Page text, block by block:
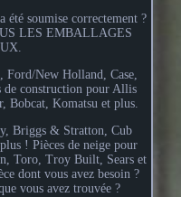
été soumise correctement ?
LES EMBALLAGES
Ford/New Holland, Case,
de construction pour Allis
Bobcat, Komatsu et plus.
Briggs & Stratton, Cub
! Pièces de neige pour
Toro, Troy Built, Sears et
dont vous avez besoin ?
vous avez trouvée ?